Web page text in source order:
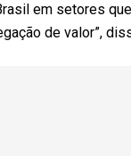
em setores
de valor”,